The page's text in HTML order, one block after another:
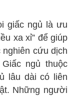
giấc ngủ là ưu
xa xỉ” để giúp
cứu dịch
ngủ thuộc
lâu dài có liên
Những người